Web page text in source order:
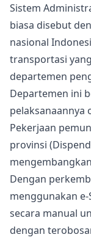
Sistem
biasa disebut
nasional
transportasi
departemen
Departemen ini
pelaksanaannya
Pekerjaan
provinsi
mengembangkan
Dengan
menggunakan
secara manual
dengan